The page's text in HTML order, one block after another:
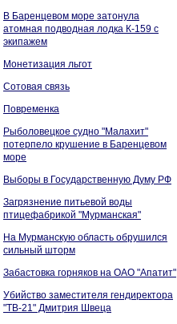
В Баренцевом море затонула
атомная подводная лодка К-159 с
экипажем
Монетизация льгот
Сотовая связь
Повременка
Рыболовецкое судно "Малахит"
потерпело крушение в Баренцевом
море
Выборы в Государственную Думу РФ
Загрязнение питьевой воды
птицефабрикой "Мурманская"
На Мурманскую область обрушился
сильный шторм
Забастовка горняков на ОАО "Апатит"
Убийство заместителя гендиректора
"ТВ-21" Дмитрия Швеца